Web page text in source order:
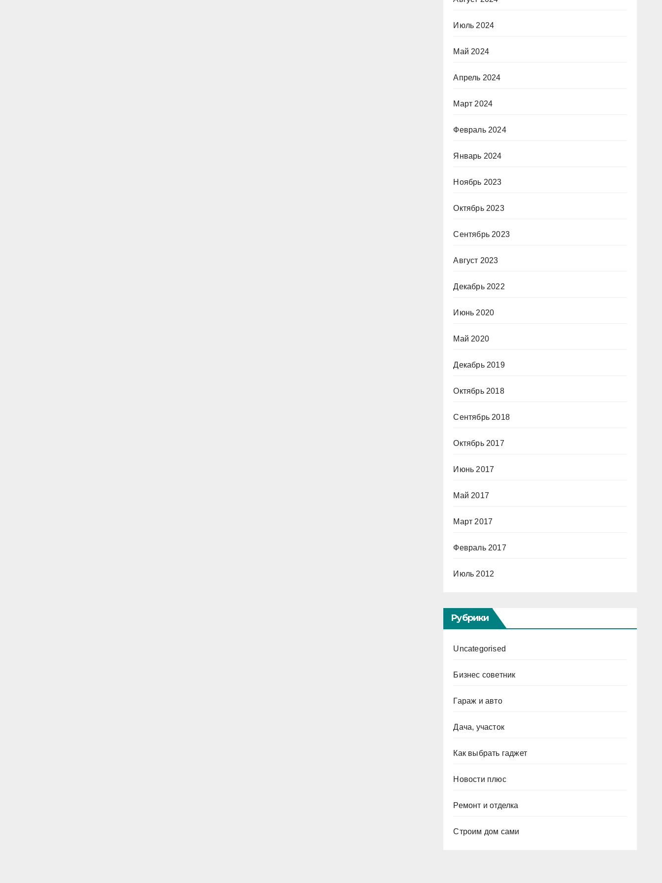
Июль 2024
Май 2024
Апрель 2024
Март 2024
Февраль 2024
Январь 2024
Ноябрь 2023
Октябрь 2023
Сентябрь 2023
Август 2023
Декабрь 2022
Июнь 2020
Май 2020
Декабрь 2019
Октябрь 2018
Сентябрь 2018
Октябрь 2017
Июнь 2017
Май 2017
Март 2017
Февраль 2017
Июль 2012
Рубрики
Uncategorised
Бизнес советник
Гараж и авто
Дача, участок
Как выбрать гаджет
Новости плюс
Ремонт и отделка
Строим дом сами